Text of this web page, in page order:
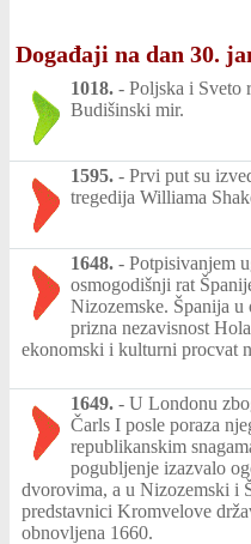
Događaji na dan 30.
1018. - Poljska i Sveto
Budišinski mir.
1595. - Prvi put su
tregedija Williama
1648. - Potpisivanjem
osmogodišnji rat
Nizozemske. Španija u
prizna nezavisnost
ekonomski i kulturni procvat
1649. - U Londonu
Čarls I posle poraza
republikanskim
pogubljenje izazvalo
dvorovima, a u Nizozemski i
predstavnici Kromvelove
obnovljena 1660.